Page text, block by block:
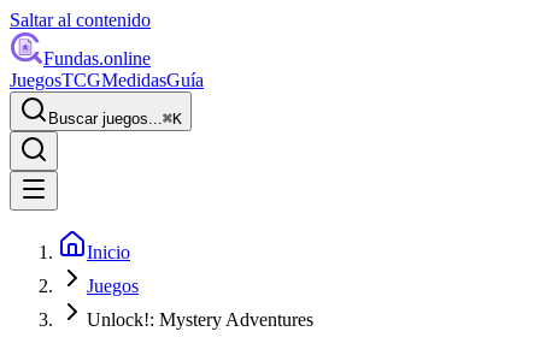
Saltar al contenido
Fundas.online
JuegosTCGMedidasGuía
Buscar juegos...⌘K
Inicio
Juegos
Unlock!: Mystery Adventures